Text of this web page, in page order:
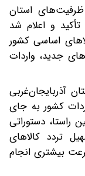
استان
تأکید و اعلام شد
اساسی کشور
جدید، واردات
آذربایجان‌غربی
کشور به جای
راستا، دستوراتی
تردد کالاهای
بیشتری انجام